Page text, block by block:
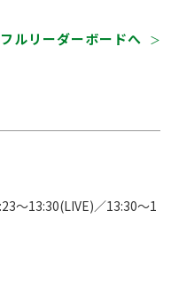
フルリーダーボードへ ＞
～13:30(LIVE)／13:30～1